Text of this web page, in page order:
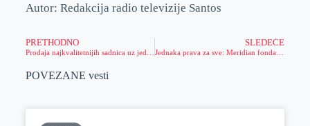
Autor: Redakcija radio televizije Santos
PRETHODNO SLEDEĆE
POVEZANE vesti